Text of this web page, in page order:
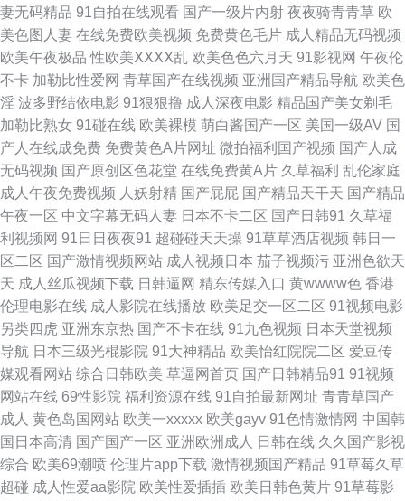
黄色福利影院 色中色综合色图 伊人影院国产91 精品视频在线观看 欧美性爱
亚洲色图 51草逼 黑丝国产在线 日韩黄色网 五月福利社区 日本字幕网 另类
激情网站 久久绯色 欧美成人手机版 欧美操逼熟妇 天天干免费看 欧美性爱午
夜影院 日韩伦理在线观看 91色天堂 操女人逼三级片 激情影院海角 伊人久艹
www色五月 国产日逼视频 欧美肏屄狂欢 午夜剧场www8 91重口味视频 激情
综合啪 欧美性交天天操 午夜福利色片 91精彩视频 超碰在线99 九一色色 欧
美成人超碰 色网在线观看 午夜色鬼导航 综合久久 www五月天久久 国内艹艹
老湿机69福利院 日韩无码三级影片 91蜜臀不卡 日韩欧美专区 www毛片 韩
国欧美色图 欧美黄色网络 色先锋av电影 91色情蜜桃茄子 豆花视频久久 老司
机深夜网址 日韩A级电影网 wwwav1泰国 韩国电影黑丝视频 欧美打炮 日本
熟女自慰 激情导航 在线免费91 wwwav亚洲 福利AV电影 激情av入口 麻豆香
妻无码精品 91自拍在线观看 国产一级片内射 夜夜骑青青草 欧
美色图人妻 在线免费欧美视频 免费黄色毛片 成人精品无码视频
欧美午夜极品 性欧美ⅩⅩⅩⅩ乱 欧美色色六月天 91影视网 午夜伦
不卡 加勒比性爱网 青草国产在线视频 亚洲国产精品导航 欧美色
淫 波多野结依电影 91狠狠撸 成人深夜电影 精品国产美女剃毛
加勒比熟女 91碰在线 欧美裸模 萌白酱国产一区 美国一级AV 国
产人在线成免费 免费黄色A片网址 微拍福利国产视频 国产人成
无码视频 国产原创区色花堂 在线免费黄A片 久草福利 乱伦家庭
成人午夜免费视频 人妖射精 国产屁屁 国产精品天干天 国产精品
午夜一区 中文字幕无码人妻 日本不卡二区 国产日韩91 久草福
利视频网 91日日夜夜91 超碰碰天天操 91草草酒店视频 韩日一
区二区 国产激情视频网站 成人视频日本 茄子视频污 亚洲色欲天
天 成人丝瓜视频下载 日韩逼网 精东传媒入口 黄wwww色 香港
伦理电影在线 成人影院在线播放 欧美足交一区二区 91视频电影
另类四虎 亚洲东京热 国产不卡在线 91九色视频 日本天堂视频
导航 日本三级光棍影院 91大神精品 欧美怡红院院二区 爱豆传
媒观看网站 综合日韩欧美 草逼网首页 国产日韩精品91 91视频
网站在线 69性影院 福利资源在线 91自拍最新网址 青青草国产
成人 黄色岛国网站 欧美一xxxxx 欧美gayv 91色情激情网 中国韩
国日本高清 国产国产一区 亚洲欧洲成人 日韩在线 久久国产影视
综合 欧美69潮喷 伦理片app下载 激情视频国产精品 91草莓久草
超碰 成人性爱aa影院 欧美性爱插插 欧美日韩色黄片 91草莓影